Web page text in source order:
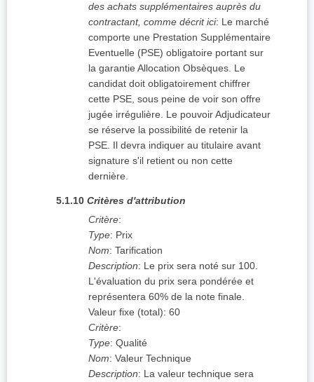
des achats supplémentaires auprès du
contractant, comme décrit ici: Le marché
comporte une Prestation Supplémentaire
Eventuelle (PSE) obligatoire portant sur
la garantie Allocation Obsèques. Le
candidat doit obligatoirement chiffrer
cette PSE, sous peine de voir son offre
jugée irrégulière. Le pouvoir Adjudicateur
se réserve la possibilité de retenir la
PSE. Il devra indiquer au titulaire avant
signature s'il retient ou non cette
dernière.
5.1.10 Critères d'attribution
Critère:
Type: Prix
Nom: Tarification
Description: Le prix sera noté sur 100.
L'évaluation du prix sera pondérée et
représentera 60% de la note finale.
Valeur fixe (total): 60
Critère:
Type: Qualité
Nom: Valeur Technique
Description: La valeur technique sera